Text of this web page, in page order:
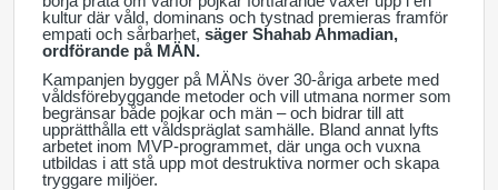
kultur där våld, dominans och tystnad premieras framför
empati och sårbarhet, säger Shahab Ahmadian,
ordförande på MÄN.
Kampanjen bygger på MÄNs över 30-åriga arbete med
våldsförebyggande metoder och vill utmana normer som
begränsar både pojkar och män – och bidrar till att
upprätthålla ett våldspräglat samhälle. Bland annat lyfts
arbetet inom MVP-programmet, där unga och vuxna
utbildas i att stå upp mot destruktiva normer och skapa
tryggare miljöer.